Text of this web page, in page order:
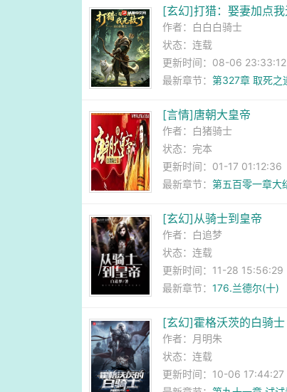
[玄幻]打猎：娶妻加点我
作者： 白白白骑士
状态：连载
更新时间：08-06 23:33:12
最新章节：第327章 取死之
[言情]唐朝大皇帝
作者： 白猪骑士
状态：完本
更新时间：01-17 01:12:36
最新章节：第五百零一章大
[玄幻]从骑士到皇帝
作者： 白追梦
状态：连载
更新时间：11-28 15:56:29
最新章节：176.兰德尔(十)
[玄幻]霍格沃茨的白骑士
作者： 月明朱
状态：连载
更新时间：10-06 17:44:27